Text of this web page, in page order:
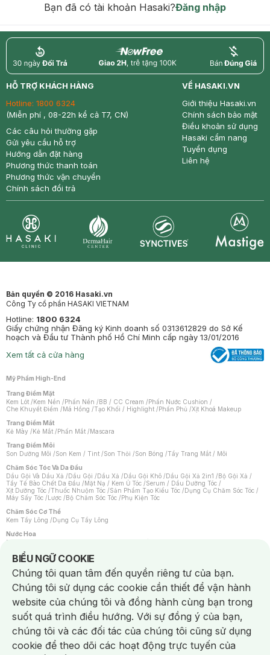
Bạn đã có tài khoản Hasaki?Đăng nhập
return nowfree price
HỖ TRỢ KHÁCH HÀNG
Hotline: 1800 6324
(Miễn phí , 08-22h kể cả T7, CN)
Các câu hỏi thường gặp
Gửi yêu cầu hỗ trợ
Hướng dẫn đặt hàng
Phương thức thanh toán
Phương thức vận chuyển
Chính sách đổi trả
VỀ HASAKI.VN
Giới thiệu Hasaki.vn
Chính sách bảo mật
Điều khoản sử dụng
Hasaki cẩm nang
Tuyển dụng
Liên hệ
Bản quyền © 2016 Hasaki.vn
Công Ty cổ phần HASAKI VIETNAM
Hotline: 1800 6324
Giấy chứng nhận Đăng ký Kinh doanh số 0313612829 do Sở Kế
hoạch và Đầu tư Thành phố Hồ Chí Minh cấp ngày 13/01/2016
Xem tất cả cửa hàng
Mỹ Phẩm High-End
Trang Điểm Mặt
Kem Lót /Kem Nền /Phấn Nền /BB / CC Cream /Phấn Nước Cushion /
Che Khuyết Điểm /Má Hồng /Tạo Khối / Highlight /Phấn Phủ /Xịt Khoá Makeup
Trang Điểm Mắt
Kẻ Mày /Kẻ Mắt /Phấn Mắt /Mascara
Trang Điểm Môi
Son Dưỡng Môi /Son Kem / Tint /Son Thỏi /Son Bóng /Tẩy Trang Mắt / Môi
Chăm Sóc Tóc Và Da Đầu
Dầu Gội Và Dầu Xả /Dầu Gội /Dầu Xả /Dầu Gội Khô /Dầu Gội Xả 2in1 /Bộ Gội Xả /
Tẩy Tế Bào Chết Da Đầu /Mặt Nạ / Kem Ủ Tóc /Serum / Dầu Dưỡng Tóc /
Xịt Dưỡng Tóc /Thuốc Nhuộm Tóc /Sản Phẩm Tạo Kiểu Tóc /Dụng Cụ Chăm Sóc Tóc /
Máy Sấy Tóc /Lược /Bộ Chăm Sóc Tóc /Phụ Kiện Tóc
Chăm Sóc Cơ Thể
Kem Tẩy Lông /Dụng Cụ Tẩy Lông
Nước Hoa
Nước Hoa Nữ
Chăm Sóc Cá Nhân
Chống Muỗi /Khẩu Trang /Máy Massage/Mặt Nạ Xông Hơi /Nước Rửa Tay/
Sản Phẩm Chăm Sóc Khác /Bàn Chải Đánh Răng /Bàn Chải Điện/
Hỗ Trợ Trắng Răng/Kem Đánh Răng /Máy Tăm Nước/ Nước Súc Miệng/
Tăm / Chỉ Nha Khoa/ Xịt Thơm Miệng / Dung Dịch Vệ Sinh/Dưỡng Vùng Kín/
Khăn Ướt Vệ Sinh Vùng Kín/Băng Vệ Sinh/Tampon/Bọt Cạo Râu /Dao Cạo Râu/
Máy Cạo Râu
Vấn Đề Về Da
Da Dầu / Lỗ Chân Lông To/ Da Khô / Mất Nước/ Da Lão Hóa/ Da Mụn/
Da Nhạy Cảm / Kích Ứng
Da Xỉn Màu Thâm / Nám / Tàn Nhang
Quầng Thâm & Bọng Mắt /Sẹo /Viêm Da Cơ Địa
BIỂU NGỮ COOKIE
Notice about cookies usage
Chúng tôi quan tâm đến quyền riêng tư của bạn.
Chúng tôi sử dụng các cookie cần thiết để vận hành
website của chúng tôi và đồng hành cùng bạn trong
suốt quá trình điều hướng. Với sự đồng ý của bạn,
chúng tôi và các đối tác của chúng tôi cũng sử dụng
cookie để theo dõi các hoạt động trực tuyến của